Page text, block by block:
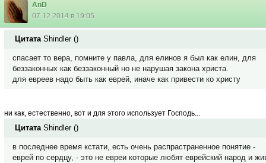
AnD
07.12.2014 в 19:05
Цитата Shindler()
спасает то вера, помните у павла, для елинов я был как елин, для
беззаконных как беззаконный но не нарушая закона христа.
для евреев надо быть как еврей, иначе как привести ко христу
ни как, естественно, вот и для этого использует Господь...
Цитата Shindler()
в последнее время кстати, есть очень распрастраненное понятие -
еврей по сердцу, - это не евреи которые любят еврейский народ и